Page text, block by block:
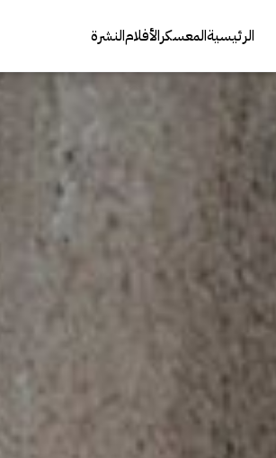
الرئيسيةالمعسكرالأفلامالنشرة